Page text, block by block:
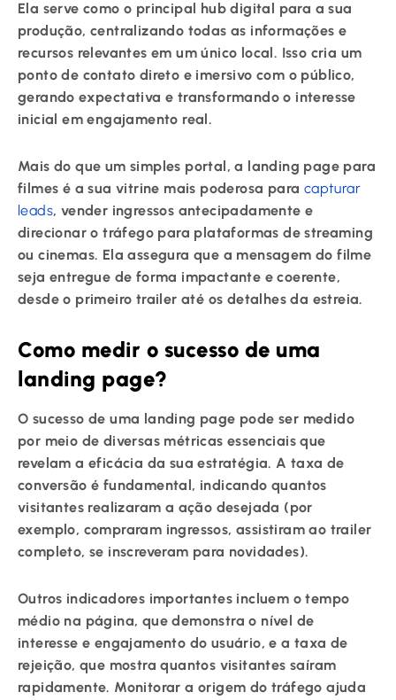
Ela serve como o principal hub digital para a sua
produção, centralizando todas as informações e
recursos relevantes em um único local. Isso cria um
ponto de contato direto e imersivo com o público,
gerando expectativa e transformando o interesse
inicial em engajamento real.
Mais do que um simples portal, a landing page para
filmes é a sua vitrine mais poderosa para capturar
leads, vender ingressos antecipadamente e
direcionar o tráfego para plataformas de streaming
ou cinemas. Ela assegura que a mensagem do filme
seja entregue de forma impactante e coerente,
desde o primeiro trailer até os detalhes da estreia.
Como medir o sucesso de uma
landing page?
O sucesso de uma landing page pode ser medido
por meio de diversas métricas essenciais que
revelam a eficácia da sua estratégia. A taxa de
conversão é fundamental, indicando quantos
visitantes realizaram a ação desejada (por
exemplo, compraram ingressos, assistiram ao trailer
completo, se inscreveram para novidades).
Outros indicadores importantes incluem o tempo
médio na página, que demonstra o nível de
interesse e engajamento do usuário, e a taxa de
rejeição, que mostra quantos visitantes saíram
rapidamente. Monitorar a origem do tráfego ajuda